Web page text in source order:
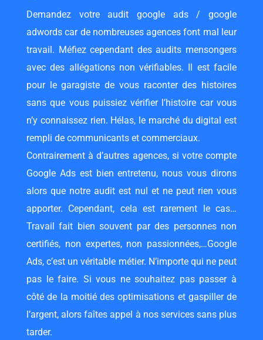
Demandez votre audit google ads / google
adwords car de nombreuses agences font mal leur
travail. Méfiez cependant des audits mensongers
avec des allégations non vérifiables. Il est facile
pour le garagiste de vous raconter des histoires
sans que vous puissiez vérifier l’histoire car vous
n’y connaissez rien. Hélas, le marché du digital est
rempli de communicants et commerciaux.
Contrairement à d’autres agences, si votre compte
Google Ads est bien entretenu, nous vous dirons
alors que notre audit est nul et ne peut rien vous
apporter. Cependant, cela est rarement le cas…
Travail fait bien souvent par des personnes non
certifiés, non expertes, non passionnées,…Google
Ads, c’est un véritable métier. N’importe qui ne peut
pas le faire. Si vous ne souhaitez pas passer à
côté de la moitié des optimisations et gaspiller de
l’argent, alors faîtes appel à nos services sans plus
tarder.